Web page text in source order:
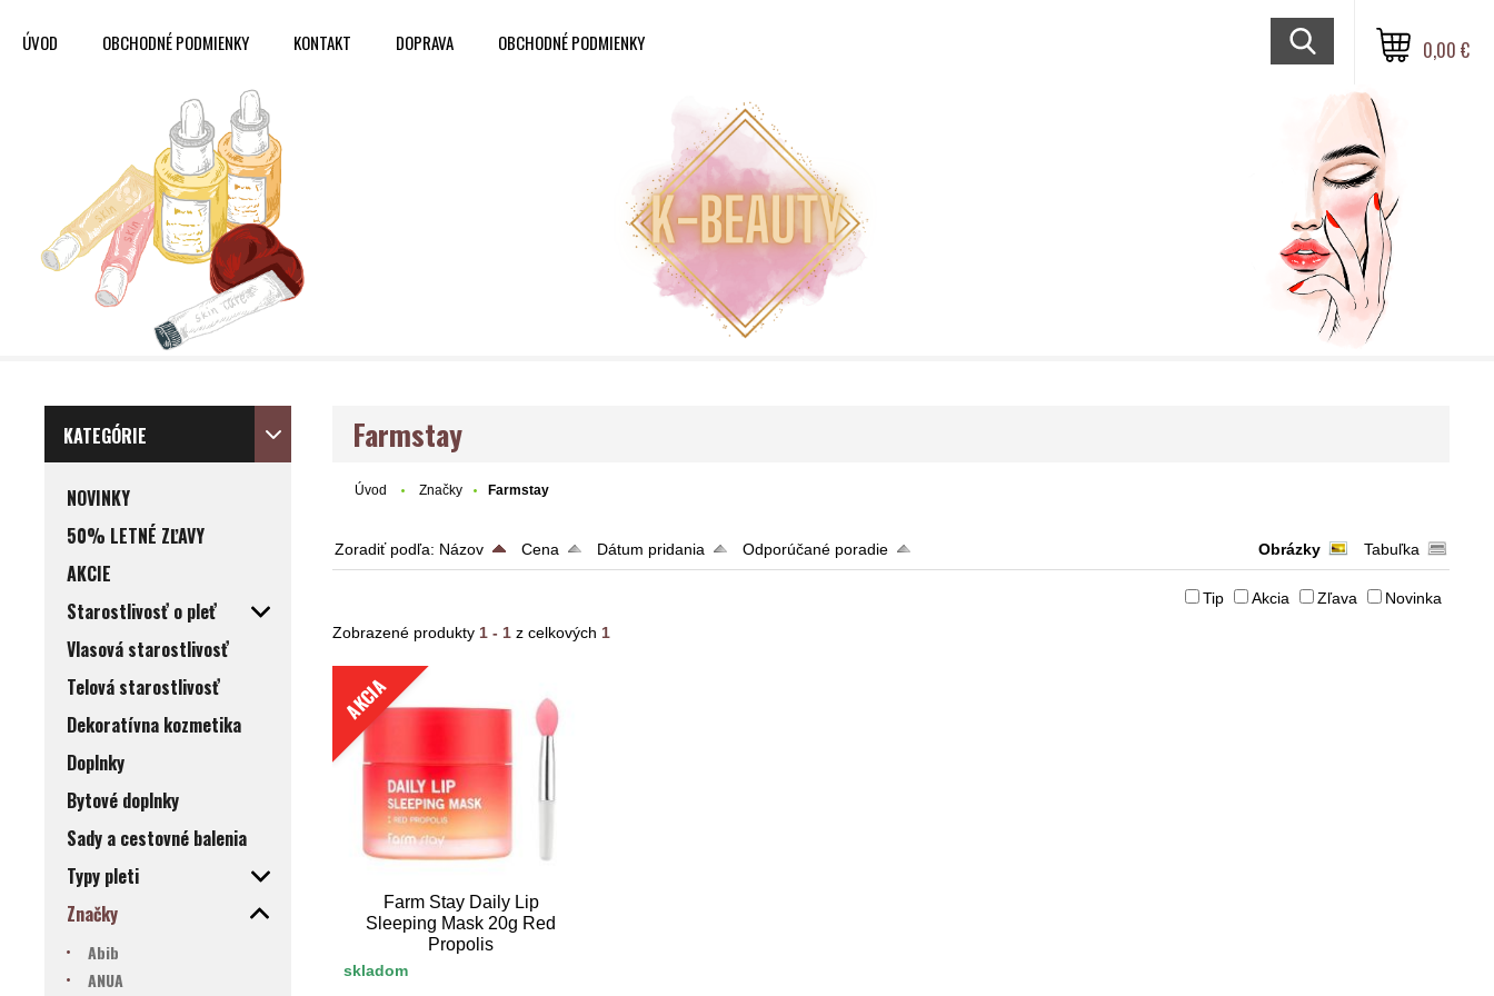
ÚVOD OBCHODNÉ PODMIENKY KONTAKT DOPRAVA OBCHODNÉ PODMIENKY 0,00 €
KATEGÓRIE
NOVINKY
50% LETNÉ ZĽAVY
AKCIE
Starostlivosť o pleť
Vlasová starostlivosť
Telová starostlivosť
Dekoratívna kozmetika
Doplnky
Bytové doplnky
Sady a cestovné balenia
Typy pleti
Značky
Abib
ANUA
Farmstay
Úvod Značky Farmstay
Zoradiť podľa: Názov Cena Dátum pridania Odporúčané poradie Obrázky Tabuľka
Tip Akcia Zľava
Novinka
Zobrazené produkty1 - 1 z celkových1
AKCIA
Farm Stay Daily Lip
Sleeping Mask 20g Red
Propolis
skladom